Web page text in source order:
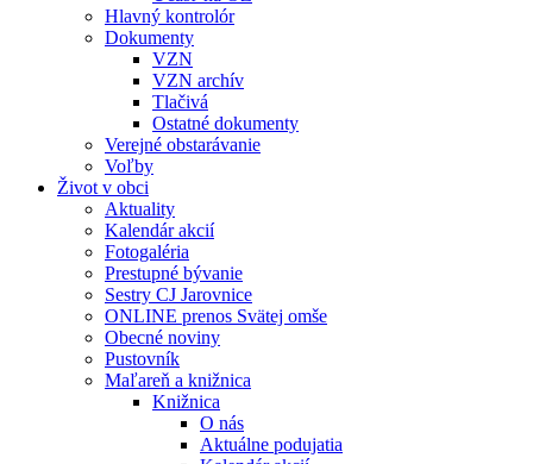
Hlavný kontrolór
Dokumenty
VZN
VZN archív
Tlačivá
Ostatné dokumenty
Verejné obstarávanie
Voľby
Život v obci
Aktuality
Kalendár akcií
Fotogaléria
Prestupné bývanie
Sestry CJ Jarovnice
ONLINE prenos Svätej omše
Obecné noviny
Pustovník
Maľareň a knižnica
Knižnica
O nás
Aktuálne podujatia